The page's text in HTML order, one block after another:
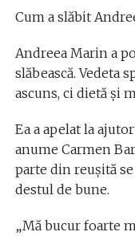
Cum a slăbit
Andreea Marin a
slăbească. Vedeta
ascuns, ci dietă și
Ea a apelat la
anume Carmen
parte din reușită
destul de bune.
„Mă bucur foarte